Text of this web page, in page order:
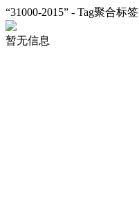
“31000-2015” - Tag聚合标签
暂无信息